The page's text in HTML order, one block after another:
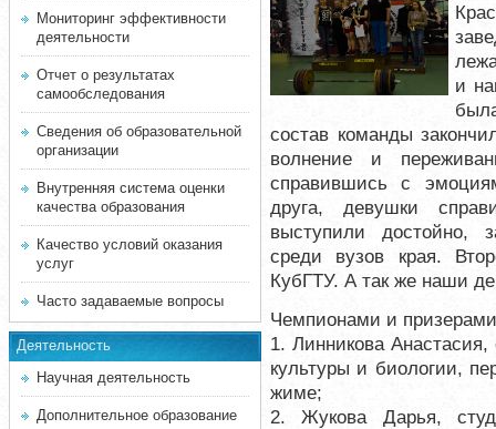
Мониторинг эффективности
деятельности
Отчет о результатах
самообследования
Сведения об образовательной
организации
Внутренняя система оценки
качества образования
Качество условий оказания
услуг
Часто задаваемые вопросы
Деятельность
Научная деятельность
Дополнительное образование
и
состав команды
волнение и
справившись с
друга, девушки
выступили достойно,
среди вузов края.
КубГТУ. А так же наши
Чемпионами и
1. Линникова Анастасия,
культуры и биологии,
жиме;
2. Жукова Дарья,